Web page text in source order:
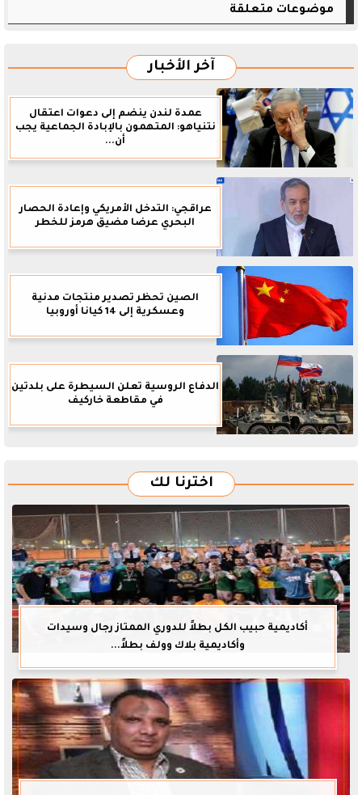
موضوعات متعلقة
آخر الأخبار
عمدة لندن ينضم إلى دعوات اعتقال
نتنياهو: المتهمون بالإبادة الجماعية يجب
أن...
عراقجي: التدخل الأمريكي وإعادة الحصار
البحري عرضا مضيق هرمز للخطر
الصين تحظر تصدير منتجات مدنية
وعسكرية إلى 14 كيانا أوروبيا
الدفاع الروسية تعلن السيطرة على بلدتين
في مقاطعة خاركيف
اخترنا لك
أكاديمية حبيب الكل بطلاً للدوري الممتاز رجال وسيدات
وأكاديمية بلاك وولف بطلاً...